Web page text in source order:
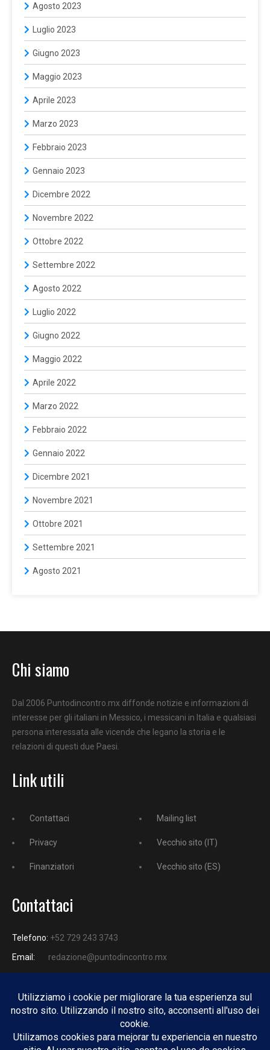
Agosto 2023
Luglio 2023
Giugno 2023
Maggio 2023
Aprile 2023
Marzo 2023
Febbraio 2023
Gennaio 2023
Dicembre 2022
Novembre 2022
Ottobre 2022
Settembre 2022
Agosto 2022
Luglio 2022
Giugno 2022
Maggio 2022
Aprile 2022
Marzo 2022
Febbraio 2022
Gennaio 2022
Dicembre 2021
Novembre 2021
Ottobre 2021
Settembre 2021
Agosto 2021
Chi siamo
Dal 2006 Puntodincontro.mx diffonde notizie e informazioni di
interesse per gli italiani in Messico, i messicani in Italia e qualsiasi
persona interessata alle vicende che legano la storia e le
relazioni di questi due Paesi.
Link utili
Contattaci
Privacy
Finanziatori
Mailing list
Vecchio sito (IT)
Vecchio sito (ES)
Contattaci
Telefono: +52 729 243 3743
Email:
redazione@puntodincontro.mx
PUNTODINCONTRO